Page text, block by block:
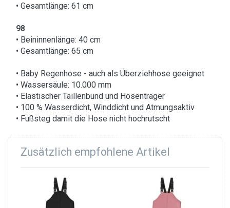
• Gesamtlänge: 61 cm
98
• Beininnenlänge: 40 cm
• Gesamtlänge: 65 cm
• Baby Regenhose - auch als Überziehhose geeignet
• Wassersäule: 10.000 mm
• Elastischer Taillenbund und Hosenträger
• 100 % Wasserdicht, Winddicht und Atmungsaktiv
• Fußsteg damit die Hose nicht hochrutscht
Zusätzlich empfohlene Artikel